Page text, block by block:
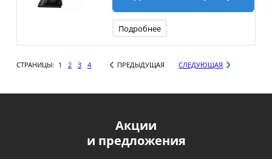
Подробнее
СТРАНИЦЫ: 1 2 3 4 ПРЕДЫДУЩАЯ СЛЕДУЮЩАЯ
Акции
и предложения